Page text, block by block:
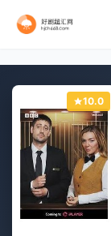
10.0
已完结 共34集
已完结
已完结
已完结
已完结
已完结 共10集
全集
完结
已完结 共24集
全集